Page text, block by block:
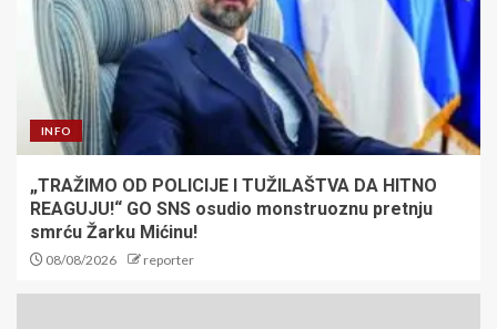
INFO
„TRAŽIMO OD POLICIJE I TUŽILAŠTVA DA HITNO
REAGUJU!“ GO SNS osudio monstruoznu pretnju
smrću Žarku Mićinu!
08/08/2026 reporter